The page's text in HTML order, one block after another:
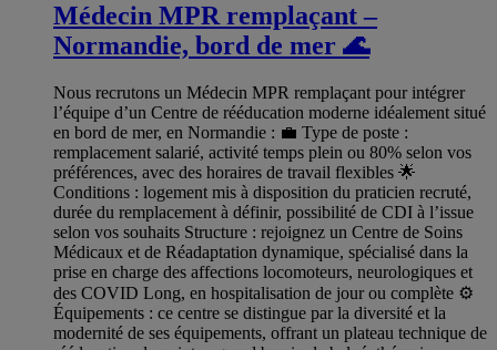
Médecin MPR remplaçant –
Normandie, bord de mer 🌊
Nous recrutons un Médecin MPR remplaçant pour intégrer
l’équipe d’un Centre de rééducation moderne idéalement situé
en bord de mer, en Normandie : 💼 Type de poste :
remplacement salarié, activité temps plein ou 80% selon vos
préférences, avec des horaires de travail flexibles 🌟
Conditions : logement mis à disposition du praticien recruté,
durée du remplacement à définir, possibilité de CDI à l’issue
selon vos souhaits Structure : rejoignez un Centre de Soins
Médicaux et de Réadaptation dynamique, spécialisé dans la
prise en charge des affections locomoteurs, neurologiques et
des COVID Long, en hospitalisation de jour ou complète ⚙️
Équipements : ce centre se distingue par la diversité et la
modernité de ses équipements, offrant un plateau technique de